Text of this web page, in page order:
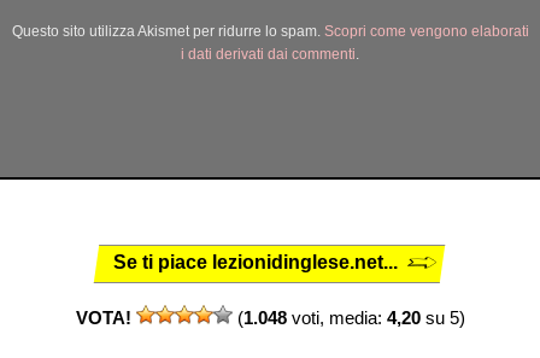
Questo sito utilizza Akismet per ridurre lo spam. Scopri come vengono elaborati
i dati derivati dai commenti
Se ti piace lezionidinglese.net...
VOTA! (1.048voti, media: 4,20su 5)